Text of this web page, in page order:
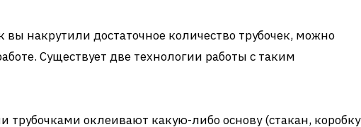
вы накрутили достаточное количество трубочек, можно
Существует две технологии работы с таким
трубочками оклеивают какую-либо основу (стакан, коробку